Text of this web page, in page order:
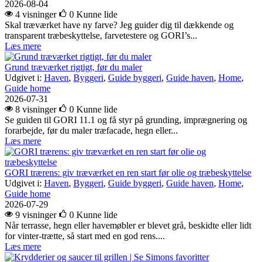
2026-08-04
4 visninger
0 Kunne lide
Skal træværket have ny farve? Jeg guider dig til dækkende og
transparent træbeskyttelse, farvetestere og GORI’s...
Læs mere
Grund træværket rigtigt, før du maler
Udgivet i: Haven, Byggeri, Guide byggeri, Guide haven, Home,
Guide home
2026-07-31
8 visninger
0 Kunne lide
Se guiden til GORI 11.1 og få styr på grunding, imprægnering og
forarbejde, før du maler træfacade, hegn eller...
Læs mere
GORI trærens: giv træværket en ren start før olie og træbeskyttelse
Udgivet i: Haven, Byggeri, Guide byggeri, Guide haven, Home,
Guide home
2026-07-29
9 visninger
0 Kunne lide
Når terrasse, hegn eller havemøbler er blevet grå, beskidte eller lidt
for vinter-trætte, så start med en god rens....
Læs mere